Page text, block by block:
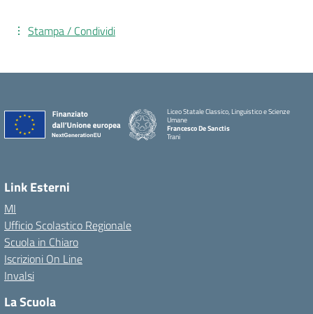
Stampa / Condividi
Liceo Statale Classico, Linguistico e Scienze
Umane
Francesco De Sanctis
Trani
Link Esterni
MI
Ufficio Scolastico Regionale
Scuola in Chiaro
Iscrizioni On Line
Invalsi
La Scuola